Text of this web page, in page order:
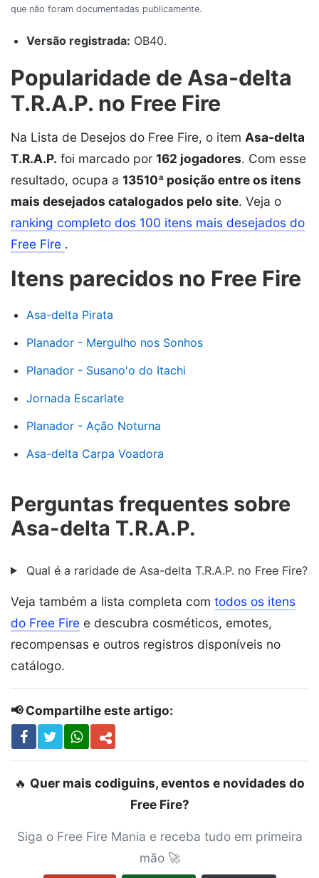
que não foram documentadas publicamente.
Versão registrada: OB40.
Popularidade de Asa-delta
T.R.A.P. no Free Fire
Na Lista de Desejos do Free Fire, o item Asa-delta
T.R.A.P. foi marcado por 162 jogadores. Com esse
resultado, ocupa a 13510ª posição entre os itens
mais desejados catalogados pelo site. Veja o
ranking completo dos 100 itens mais desejados do
Free Fire .
Itens parecidos no Free Fire
Asa-delta Pirata
Planador - Mergulho nos Sonhos
Planador - Susano'o do Itachi
Jornada Escarlate
Planador - Ação Noturna
Asa-delta Carpa Voadora
Perguntas frequentes sobre
Asa-delta T.R.A.P.
Qual é a raridade de Asa-delta T.R.A.P. no Free Fire?
Veja também a lista completa com todos os itens
do Free Fire e descubra cosméticos, emotes,
recompensas e outros registros disponíveis no
catálogo.
📢 Compartilhe este artigo:
🔥 Quer mais codiguins, eventos e novidades do
Free Fire?
Siga o Free Fire Mania e receba tudo em primeira
mão 🚀